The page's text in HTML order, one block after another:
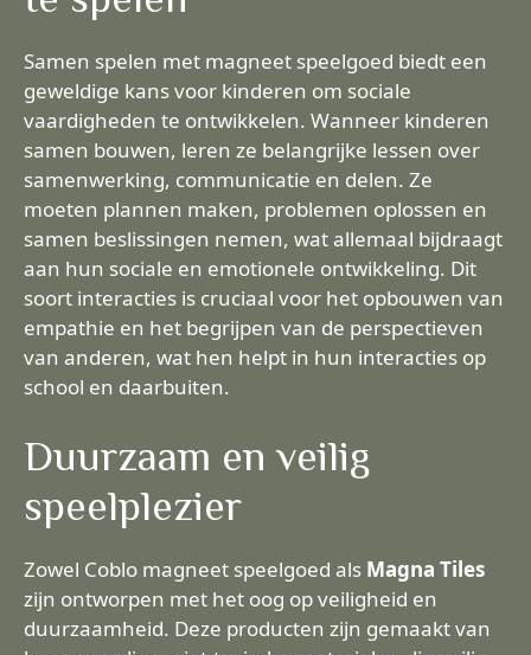
Samen spelen met magneet speelgoed biedt een
geweldige kans voor kinderen om sociale
vaardigheden te ontwikkelen. Wanneer kinderen
samen bouwen, leren ze belangrijke lessen over
samenwerking, communicatie en delen. Ze
moeten plannen maken, problemen oplossen en
samen beslissingen nemen, wat allemaal bijdraagt
aan hun sociale en emotionele ontwikkeling. Dit
soort interacties is cruciaal voor het opbouwen van
empathie en het begrijpen van de perspectieven
van anderen, wat hen helpt in hun interacties op
school en daarbuiten.
Duurzaam en veilig
speelplezier
Zowel Coblo magneet speelgoed als Magna Tiles
zijn ontworpen met het oog op veiligheid en
duurzaamheid. Deze producten zijn gemaakt van